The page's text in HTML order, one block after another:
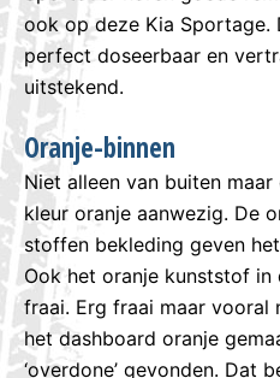
ook op deze Kia Sportage.
perfect doseerbaar en
uitstekend.
Oranje-binnen
Niet alleen van buiten
kleur oranje aanwezig. De
stoffen bekleding geven
Ook het oranje kunststof in
fraai. Erg fraai maar vooral
het dashboard oranje
‘overdone’ gevonden. Dat